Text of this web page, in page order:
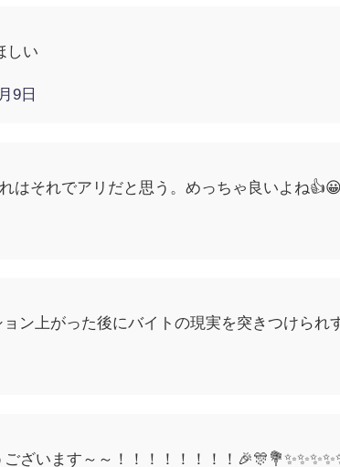
しい
9日
はそれでアリだと思う。めっちゃ良いよね
ン上がった後にバイトの現実を突きつけられ
ざいます～～！！！！！！！！